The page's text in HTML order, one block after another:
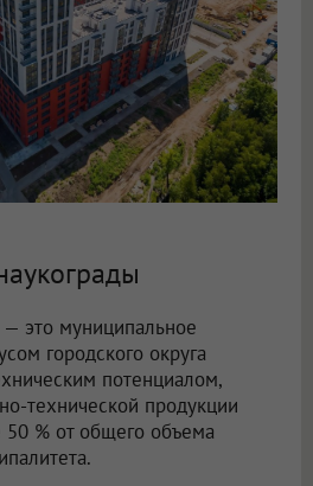
— это муниципальное
городского округа
потенциалом,
технической продукции
50 % от общего объема